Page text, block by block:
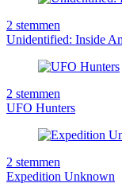
2 stemmen
Unidentified: Inside
2 stemmen
UFO Hunters
2 stemmen
Expedition Unknown